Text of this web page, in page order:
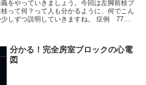
をやっていきましょう。今回は左脚前枝ブ
って何？って人も分かるように、何でこん
少しずつ説明していきますね。 症例 77歳
分かる！完全房室ブロックの心電
図